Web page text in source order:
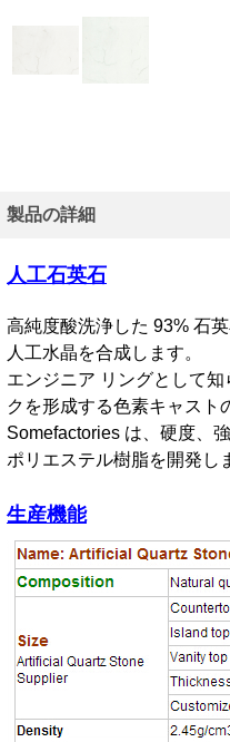
製品の詳細
人工石英石
高純度酸洗浄した 93% 石
人工水晶を合成します。
エンジニア リングとして
クを形成する色素キャスト
Somefactories は、硬度、
ポリエステル樹脂を開発し
生産機能